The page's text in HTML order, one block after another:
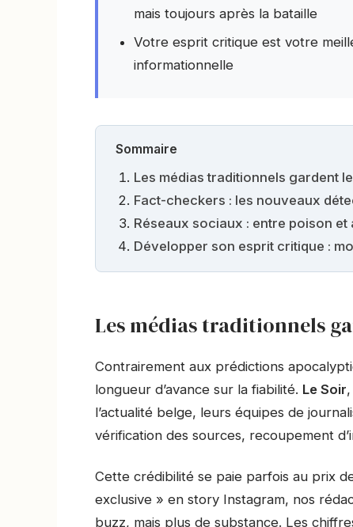
mais toujours après la bataille
Votre esprit critique est votre
informationnelle
Sommaire
Les médias traditionnels gardent
Fact-checkers : les nouveaux
Réseaux sociaux : entre poison et
Développer son esprit critique :
Les médias traditionnels
Contrairement aux prédictions
longueur d’avance sur la fiabilité. Le Soir,
l’actualité belge, leurs équipes de
vérification des sources, recoupement
Cette crédibilité se paie parfois au prix
exclusive » en story Instagram, nos
buzz, mais plus de substance. Les